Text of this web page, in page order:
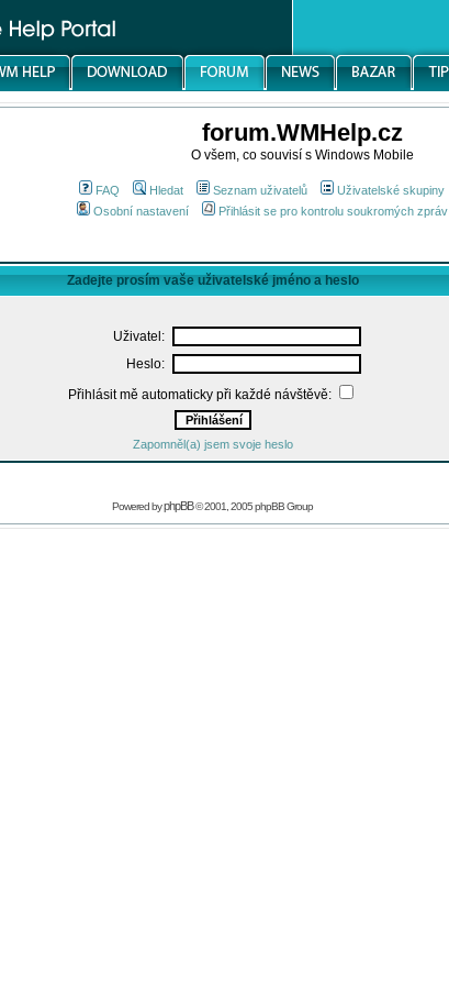
forum.WMHelp.cz
O všem, co souvisí s Windows Mobile
FAQ Hledat Seznam uživatelů Uživatelské skupiny
Osobní nastavení
Přihlásit se pro kontrolu soukromých zpráv
Zadejte prosím vaše uživatelské jméno a heslo
Uživatel:
Heslo:
Přihlásit mě automaticky při každé návštěvě:
Zapomněl(a) jsem svoje heslo
Powered byphpBB© 2001, 2005 phpBB Group